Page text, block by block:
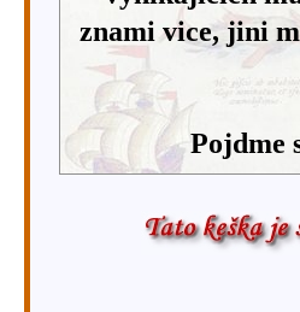
znami vice, jini
Pojdme